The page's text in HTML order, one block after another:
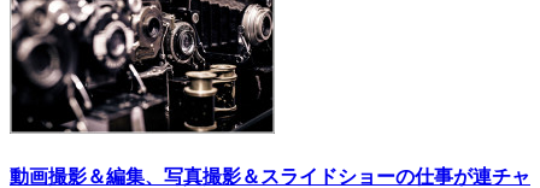
動画撮影＆編集、写真撮影＆スライドショーの仕事が連チャ